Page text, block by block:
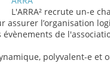
L'ARRA² recrute un-e
assurer l’organisation
de
polyvalent-e et